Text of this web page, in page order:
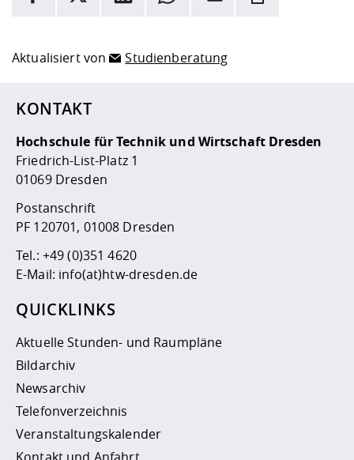
Aktualisiert von Studienberatung
KONTAKT
Hochschule für Technik und Wirtschaft Dresden
Friedrich-List-Platz 1
01069 Dresden
Postanschrift
PF 120701, 01008 Dresden
Tel.: +49 (0)351 4620
E-Mail: info(at)htw-dresden.de
QUICKLINKS
Aktuelle Stunden- und Raumpläne
Bildarchiv
Newsarchiv
Telefonverzeichnis
Veranstaltungskalender